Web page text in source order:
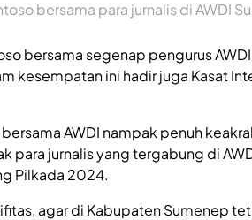
bersama para jurnalis di AWDI
bersama segenap pengurus
kesempatan ini hadir juga Kasat
AWDI nampak penuh
para jurnalis yang tergabung di
Pilkada 2024.
agar di Kabupaten Sumenep